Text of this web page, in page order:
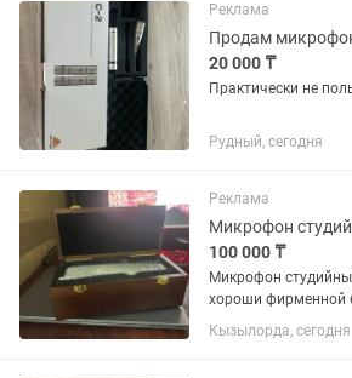
Реклама
Продам
20 000 ₸
Практически не
Рудный, сегодня
Реклама
100 000 ₸
Микрофон
хороши фирменной
отлично, не такой
ферменной, у меня
Кызылорда, сегодня